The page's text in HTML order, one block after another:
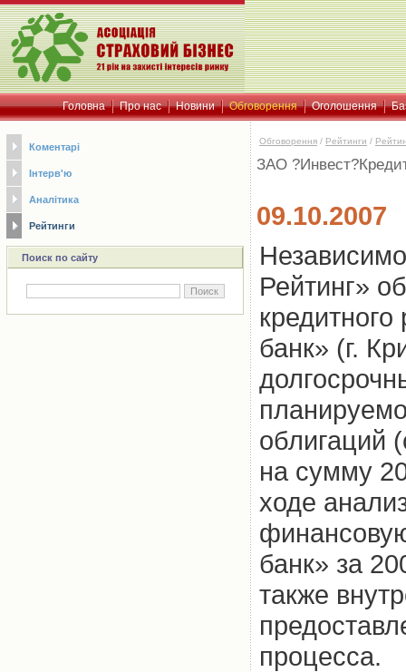
Головна Про нас Новини Обговорення Оголошення
Коментарі
Інтерв'ю
Аналітика
Рейтинги
Поиск по сайту
Обговорення / Рейтинги /
ЗАО
09.10.2007
Рейтинг»
банк» (г.
облигаций
на сумму
ходе
банк» за
также
процесса.